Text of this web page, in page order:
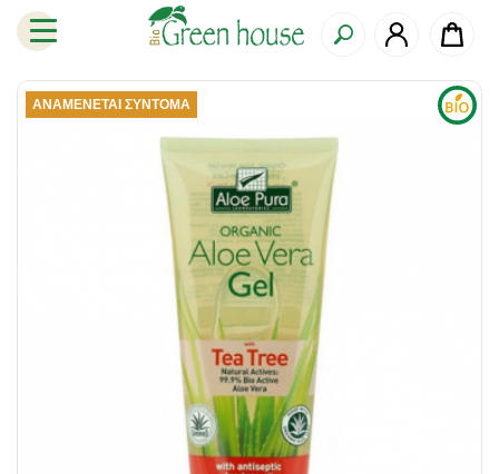
ΑΝΑΜΈΝΕΤΑΙ ΣΎΝΤΟΜΑ